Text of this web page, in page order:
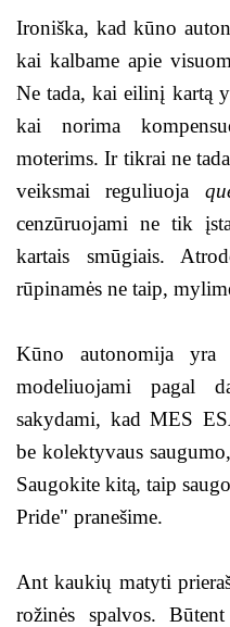
Ironiška, kad kūno
kai kalbame apie
Ne tada, kai eilinį kartą
kai norima
moterims. Ir tikrai ne
veiksmai reguliuoja
cenzūruojami ne tik
kartais smūgiais.
rūpinamės ne taip,
Kūno autonomija yra
modeliuojami pagal
sakydami, kad MES
be kolektyvaus
Saugokite kitą, taip
Pride" pranešime.
Ant kaukių matyti
rožinės spalvos.